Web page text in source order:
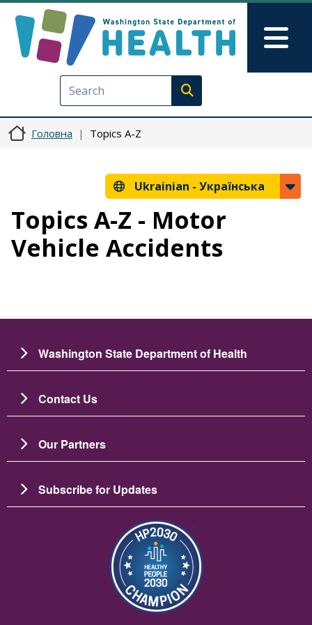
Execute search
Головна Topics A-Z
Ukrainian - Українська
Topics A-Z - Motor
Vehicle Accidents
Washington State Department of Health
Contact Us
Our Partners
Subscribe for Updates
Зображення